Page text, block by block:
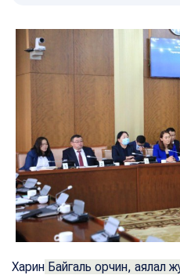
Харин Байгаль орчин, аялал